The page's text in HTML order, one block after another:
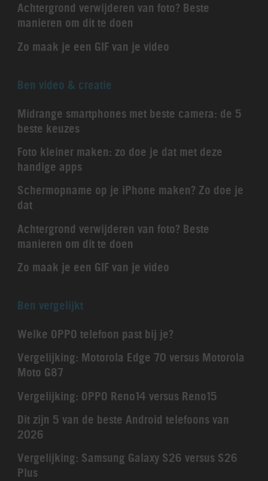
Achtergrond verwijderen van foto? Beste
manieren om dit te doen
Zo maak je een GIF van je video
Ben video & creatie
Midrange smartphones met beste camera: de 5
beste keuzes
Foto kleiner maken: zo doe je dat met deze
handige apps
Schermopname op je iPhone maken? Zo doe je
dat
Achtergrond verwijderen van foto? Beste
manieren om dit te doen
Zo maak je een GIF van je video
Ben vergelijkt
Welke OPPO telefoon past bij je?
Vergelijking: Motorola Edge 70 versus Motorola
Moto G87
Vergelijking: OPPO Reno14 versus Reno15
Dit zijn 5 van de beste Android telefoons van
2026
Vergelijking: Samsung Galaxy S26 versus S26
Plus